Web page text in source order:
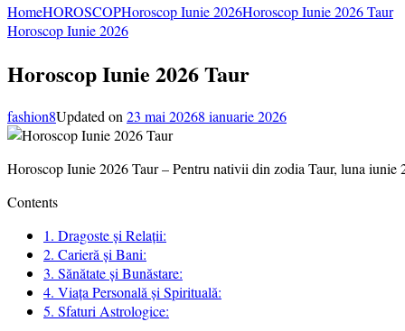
HomeHOROSCOPHoroscop Iunie 2026Horoscop Iunie 2026 Taur
Horoscop Iunie 2026
Horoscop Iunie 2026 Taur
fashion8Updated on23 mai 20268 ianuarie 2026
Horoscop Iunie 2026 Taur – Pentru nativii din zodia Taur, luna iunie
Contents
1. Dragoste și Relații:
2. Carieră și Bani:
3. Sănătate și Bunăstare:
4. Viața Personală și Spirituală:
5. Sfaturi Astrologice: